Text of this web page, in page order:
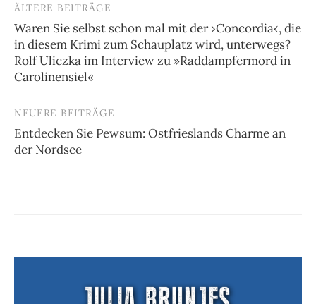
Beitragsnavigation
ÄLTERE BEITRÄGE
Waren Sie selbst schon mal mit der ›Concordia‹, die
in diesem Krimi zum Schauplatz wird, unterwegs?
Rolf Uliczka im Interview zu »Raddampfermord in
Carolinensiel«
NEUERE BEITRÄGE
Entdecken Sie Pewsum: Ostfrieslands Charme an
der Nordsee